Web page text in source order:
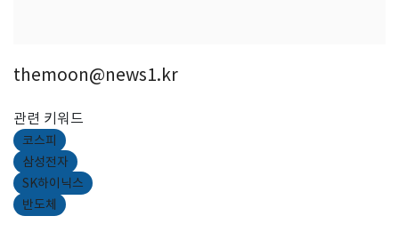
themoon@news1.kr
관련 키워드
코스피
삼성전자
SK하이닉스
반도체